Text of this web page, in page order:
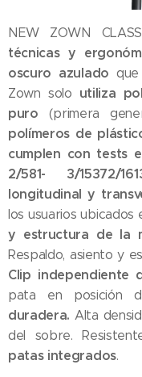
NEW ZOWN
técnicas y
oscuro azulado
Zown solo utiliza
puro (primera
polímeros de
cumplen con tests
2/581- 3/15372/
longitudinal y
los usuarios ubicados
y estructura de la
Respaldo, asiento y
Clip independiente
pata en posición
duradera. Alta
del sobre.
patas integrados.